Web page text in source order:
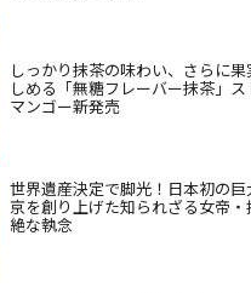
しっかり抹茶の味わい、さらに
しめる「無糖フレーバー抹茶」ス
マンゴー新発売
世界遺産決定で脚光！日本初の
京を創り上げた知られざる女帝
絶な執念